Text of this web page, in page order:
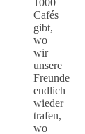
1000
Cafés
gibt,
wo
wir
unsere
Freunde
endlich
wieder
trafen,
wo